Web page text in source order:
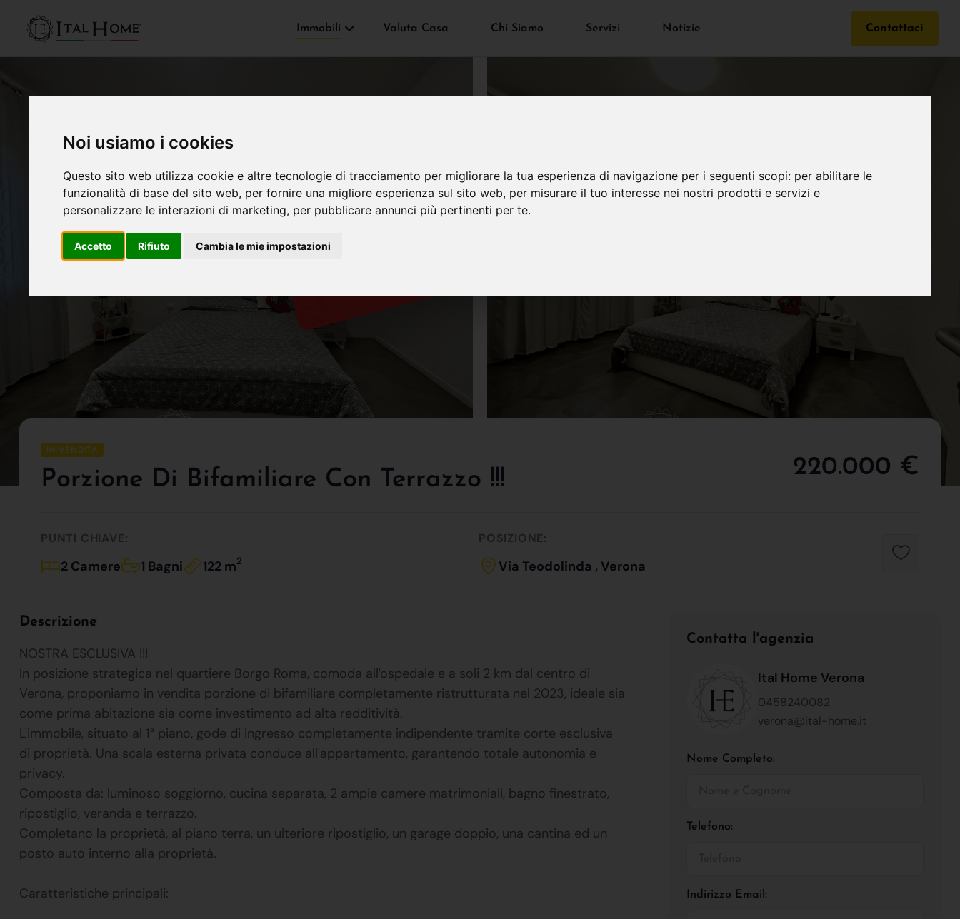
Noi usiamo i cookies
Questo sito web utilizza cookie e altre tecnologie di tracciamento per migliorare la tua esperienza di navigazione per i seguenti scopi: per abilitare le
funzionalità di base del sito web, per fornire una migliore esperienza sul sito web, per misurare il tuo interesse nei nostri prodotti e servizi e
personalizzare le interazioni di marketing, per pubblicare annunci più pertinenti per te.
Accetto Rifiuto Cambia le mie impostazioni
Immobili Valuta Casa Chi Siamo Servizi Notizie Contattaci
VENDUTO
IN VENDITA
Porzione Di Bifamiliare Con Terrazzo !!! 220.000 €
PUNTI CHIAVE:
2 Camere 1 Bagni 122 m2
POSIZIONE:
Via Teodolinda , Verona
Descrizione
NOSTRA ESCLUSIVA !!!
In posizione strategica nel quartiere Borgo Roma, comoda all'ospedale e a soli 2 km dal centro di
Verona, proponiamo in vendita porzione di bifamiliare completamente ristrutturata nel 2023, ideale sia
come prima abitazione sia come investimento ad alta redditività.
L'immobile, situato al 1° piano, gode di ingresso completamente indipendente tramite corte esclusiva
di proprietà. Una scala esterna privata conduce all'appartamento, garantendo totale autonomia e
privacy.
Composta da: luminoso soggiorno, cucina separata, 2 ampie camere matrimoniali, bagno finestrato,
ripostiglio, veranda e terrazzo.
Completano la proprietà, al piano terra, un ulteriore ripostiglio, un garage doppio, una cantina ed un
posto auto interno alla proprietà.
Caratteristiche principali:
Contatta l'agenzia
Ital Home Verona
0458240082
verona@ital-home.it
Nome Completo:
Telefono:
Indirizzo Email: